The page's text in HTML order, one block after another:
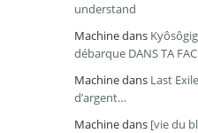
understand
Machinedans
débarque DANS TA
Machinedans Last
d’argent…
Machinedans [vie du